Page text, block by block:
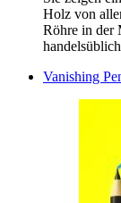
Holz von
Röhre in der
Vanishing